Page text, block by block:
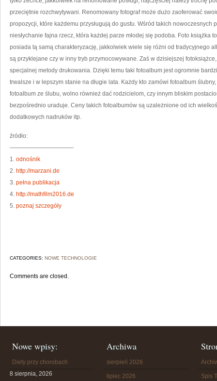
przeciętnie rozchwytywani. Renomowany fotograf może dużo zaoferować
propozycji, które każdemu przysługują do gustu. Wśród takich nowoczesnych
niesłychanie fajna rzecz, która każdej parze młodej się podoba. Foto książka
posiada tą samą charakteryzację, jakkolwiek wiele się różni od tradycyjnego
są przyklejane czy w inny tryb przymocowywane. Zaś w dzisiejszej
specjalnej metody drukowania. Dzięki temu taki fotoalbum jest ogromnie
trwalsze i w lepszym stanie na długie lata. Każdy kto zamówi fotoalbum
fotoalbum ze ślubu, wolno również dać rodzicielom, czy innym bliskim
bezpośrednio uraduje. Ceny takich fotoalbumów są uzależnione od ich
dodatkowych nadruków itp.
źródło:
———————————
1. odnośnik
2. http://marzani.de
3. pełna publikacja
4. http://mathfilm2016.de
5. poznaj szczegóły
CATEGORIES: NOWE TECHNOLOGIE
Comments are closed.
Nowe wpisy:
Diety przy chorobach
8 sierpnia, 2026
Archiwa
sierpień 2026
lipiec 2026 Spis